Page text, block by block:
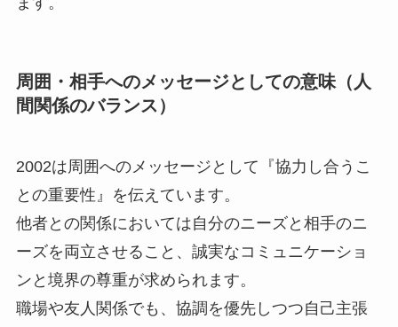
周囲・相手へのメッセージとしての意味（人
間関係のバランス）
2002は周囲へのメッセージとして『協力し合うこ
との重要性』を伝えています。
他者との関係においては自分のニーズと相手のニ
ーズを両立させること、誠実なコミュニケーショ
ンと境界の尊重が求められます。
職場や友人関係でも、協調を優先しつつ自己主張